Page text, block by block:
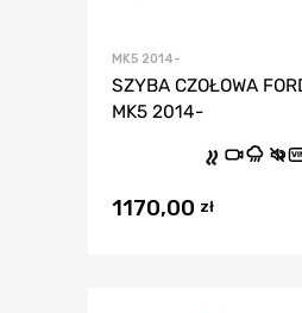
MK5 2014-
SZYBA CZOŁOWA
MK5 2014-
1170,00 zł